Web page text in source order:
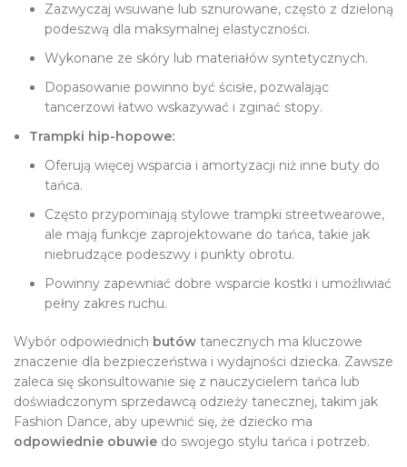
Zazwyczaj wsuwane lub sznurowane, często z dzieloną
podeszwą dla maksymalnej elastyczności.
Wykonane ze skóry lub materiałów syntetycznych.
Dopasowanie powinno być ścisłe, pozwalając
tancerzowi łatwo wskazywać i zginać stopy.
Trampki hip-hopowe:
Oferują więcej wsparcia i amortyzacji niż inne buty do
tańca.
Często przypominają stylowe trampki streetwearowe,
ale mają funkcje zaprojektowane do tańca, takie jak
niebrudzące podeszwy i punkty obrotu.
Powinny zapewniać dobre wsparcie kostki i umożliwiać
pełny zakres ruchu.
Wybór odpowiednich butów tanecznych ma kluczowe
znaczenie dla bezpieczeństwa i wydajności dziecka. Zawsze
zaleca się skonsultowanie się z nauczycielem tańca lub
doświadczonym sprzedawcą odzieży tanecznej, takim jak
Fashion Dance, aby upewnić się, że dziecko ma
odpowiednie obuwie do swojego stylu tańca i potrzeb.